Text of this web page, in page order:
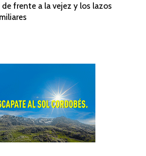
de frente a la vejez y los lazos